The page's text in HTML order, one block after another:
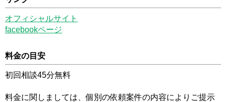
オフィシャルサイト
facebookページ
料金の目安
初回相談45分無料
料金に関しましては、個別の依頼案件の内容によりご提示